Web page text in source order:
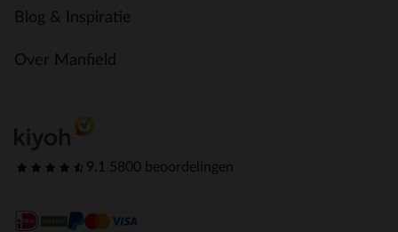
Blog & Inspiratie
Over Manfield
9.1 5800 beoordelingen